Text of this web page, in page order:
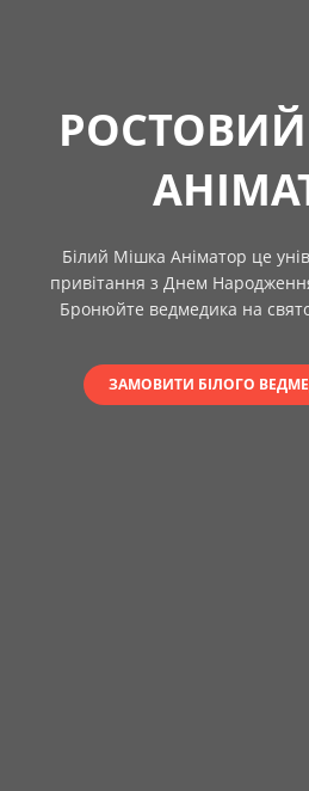
Білий Мішка Аніматор це
привітання з Днем
Бронюйте ведмедика на
ЗАМОВИТИ БІЛОГО